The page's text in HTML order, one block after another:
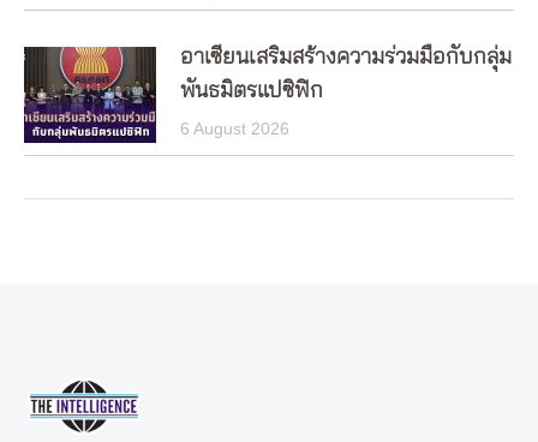
อาเซียนเสริมสร้างความร่วมมือกับกลุ่ม
พันธมิตรแปซิฟิก
6 August 2026